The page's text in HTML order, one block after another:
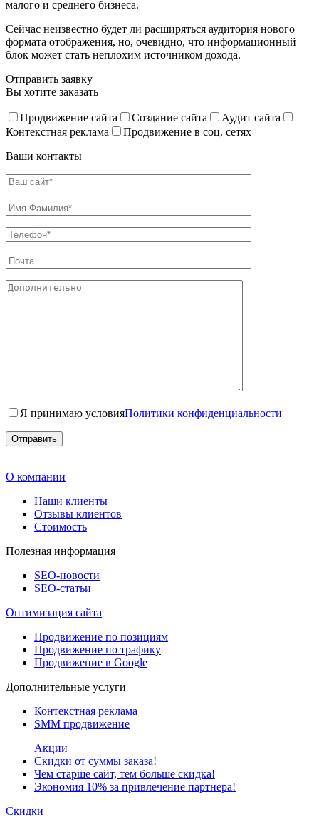
малого и среднего бизнеса.
Сейчас неизвестно будет ли расширяться аудитория нового
формата отображения, но, очевидно, что информационный
блок может стать неплохим источником дохода.
Отправить заявку
Вы хотите заказать
Продвижение сайта Создание сайта
Аудит сайта
Контекстная реклама
Продвижение в соц. сетях
Ваши контакты
Я принимаю условияПолитики конфиденциальности
О компании
Наши клиенты
Отзывы клиентов
Стоимость
Полезная информация
SEO-новости
SEO-cтатьи
Оптимизация сайта
Продвижение по позициям
Продвижение по трафику
Продвижение в Google
Дополнительные услуги
Контекстная реклама
SMM продвижение
Акции
Скидки от суммы заказа!
Чем старше сайт, тем больше скидка!
Экономия 10% за привлечение партнера!
Скидки